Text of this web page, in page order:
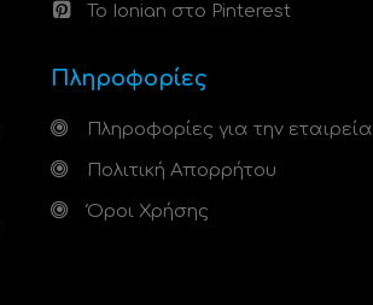
Το Ionian στο Pinterest
Πληροφορίες
Πληροφορίες για την εταιρεία
Πολιτική Απορρήτου
Όροι Χρήσης